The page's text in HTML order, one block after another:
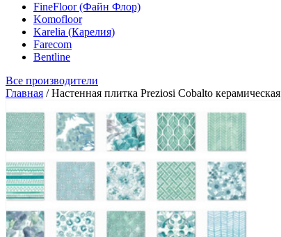
FineFloor (Файн Флор)
Komofloor
Karelia (Карелия)
Farecom
Bentline
Все производители
Главная /Настенная плитка Preziosi Cobalto керамическая